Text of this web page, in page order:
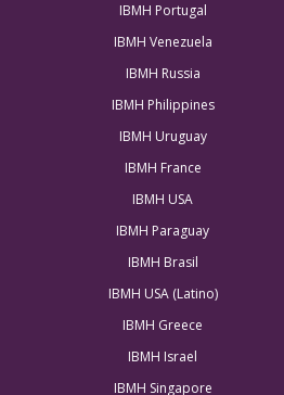
IBMH Portugal
IBMH Venezuela
IBMH Russia
IBMH Philippines
IBMH Uruguay
IBMH France
IBMH USA
IBMH Paraguay
IBMH Brasil
IBMH USA (Latino)
IBMH Greece
IBMH Israel
IBMH Singapore